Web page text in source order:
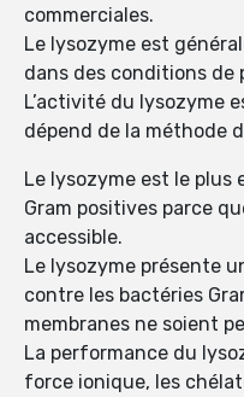
commerciales.
Le lysozyme est
dans des conditions de
L’activité du lysozyme
dépend de la méthode
Le lysozyme est le plus
Gram positives parce
accessible.
Le lysozyme présente
contre les bactéries
membranes ne soient
La performance du
force ionique, les